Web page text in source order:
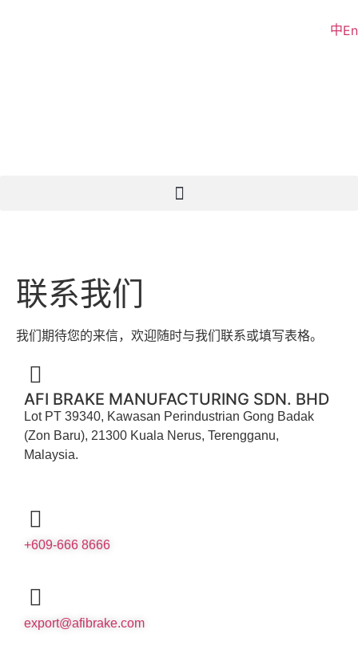
中En
联系我们
我们期待您的来信，欢迎随时与我们联系或填写表格。
AFI BRAKE MANUFACTURING SDN. BHD
Lot PT 39340, Kawasan Perindustrian Gong Badak
(Zon Baru), 21300 Kuala Nerus, Terengganu,
Malaysia.
+609-666 8666
export@afibrake.com